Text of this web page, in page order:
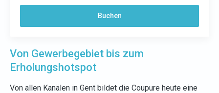
Buchen
Von Gewerbegebiet bis zum
Erholungshotspot
Von allen Kanälen in Gent bildet die Coupure heute eine